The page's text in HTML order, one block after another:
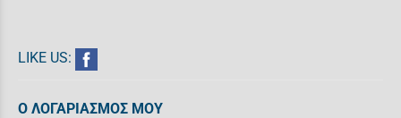
LIKE US:
Ο ΛΟΓΑΡΙΑΣΜΟΣ ΜΟΥ